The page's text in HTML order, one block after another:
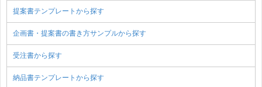
提案書テンプレートから探す
企画書・提案書の書き方サンプルから探す
受注書から探す
納品書テンプレートから探す